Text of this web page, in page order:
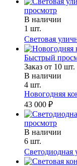
просмотр
В наличии
1 шт.
Световая
Быстрый
Заказ от 10 шт.
В наличии
4 шт.
Новогодняя
43 000 ₽
просмотр
В наличии
6 шт.
Светодиодная